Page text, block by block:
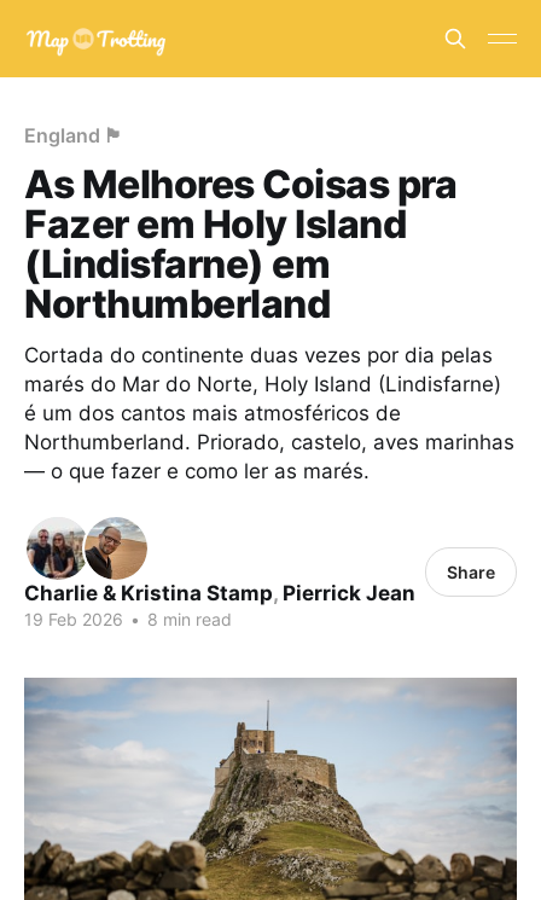
England 🏴󠁧󠁢󠁥󠁮󠁧󠁿
As Melhores Coisas pra
Fazer em Holy Island
(Lindisfarne) em
Northumberland
Cortada do continente duas vezes por dia pelas
marés do Mar do Norte, Holy Island (Lindisfarne)
é um dos cantos mais atmosféricos de
Northumberland. Priorado, castelo, aves marinhas
— o que fazer e como ler as marés.
Charlie & Kristina Stamp, Pierrick Jean
19 Feb 2026 • 8 min read
Share